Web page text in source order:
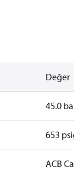
Değer
45.0
653
ACB